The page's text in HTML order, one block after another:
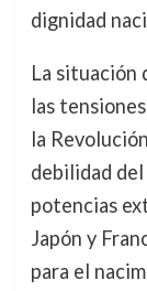
dignidad
La situación
las
la
debilidad
potencias
Japón y
para el